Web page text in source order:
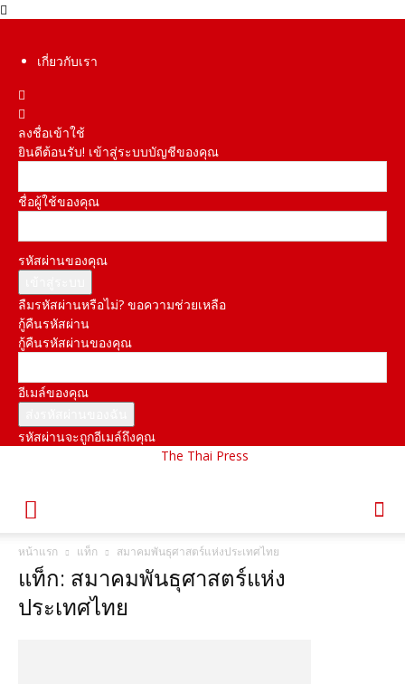
เกี่ยวกับเรา
ลงชื่อเข้าใช้
ยินดีต้อนรับ! เข้าสู่ระบบบัญชีของคุณ
ชื่อผู้ใช้ของคุณ
รหัสผ่านของคุณ
ลืมรหัสผ่านหรือไม่? ขอความช่วยเหลือ
กู้คืนรหัสผ่าน
กู้คืนรหัสผ่านของคุณ
อีเมล์ของคุณ
รหัสผ่านจะถูกอีเมล์ถึงคุณ
The Thai Press
หน้าแรก แท็ก สมาคมพันธุศาสตร์แห่งประเทศไทย
แท็ก: สมาคมพันธุศาสตร์แห่ง
ประเทศไทย